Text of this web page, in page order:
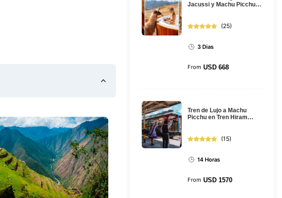
Jacussi y Machu Picchu:
(25)
3 Dias
From USD 668
Tren de Lujo a Machu
Picchu en Tren Hiram
(15)
14 Horas
From USD 1570